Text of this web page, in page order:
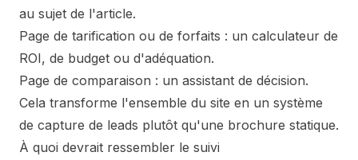
au sujet de l'article.
Page de tarification ou de forfaits : un calculateur de
ROI, de budget ou d'adéquation.
Page de comparaison : un assistant de décision.
Cela transforme l'ensemble du site en un système
de capture de leads plutôt qu'une brochure statique.
À quoi devrait ressembler le suivi